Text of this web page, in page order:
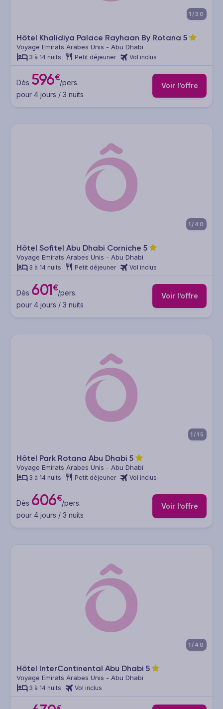
1/30
Hôtel Khalidiya Palace Rayhaan By Rotana 5
Voyage Emirats Arabes Unis - Abu Dhabi
3 à 14 nuits Petit déjeuner Vol inclus
Dès 596€/pers.
pour 4 jours / 3 nuits
Voir l’offre
1/40
Hôtel Sofitel Abu Dhabi Corniche 5
Voyage Emirats Arabes Unis - Abu Dhabi
3 à 14 nuits Petit déjeuner Vol inclus
Dès 601€/pers.
pour 4 jours / 3 nuits
Voir l’offre
1/15
Hôtel Park Rotana Abu Dhabi 5
Voyage Emirats Arabes Unis - Abu Dhabi
3 à 14 nuits Petit déjeuner Vol inclus
Dès 606€/pers.
pour 4 jours / 3 nuits
Voir l’offre
1/40
Hôtel InterContinental Abu Dhabi 5
Voyage Emirats Arabes Unis - Abu Dhabi
3 à 14 nuits Vol inclus